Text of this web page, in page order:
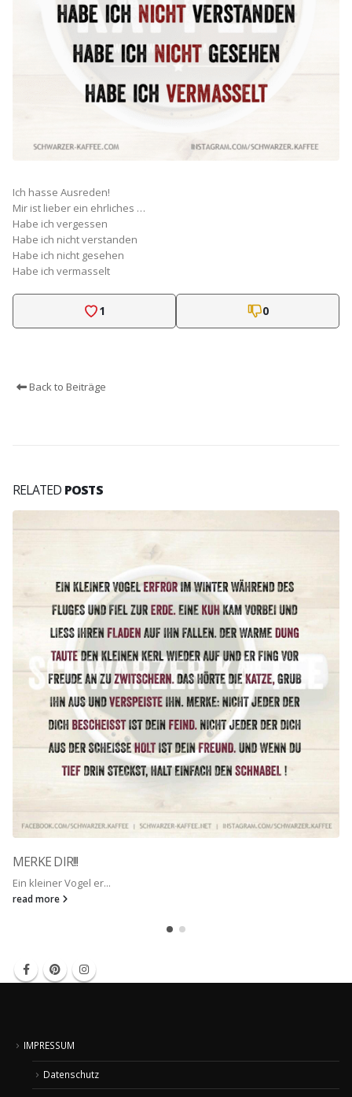
Ich hasse Ausreden!
Mir ist lieber ein ehrliches …
Habe ich vergessen
Habe ich nicht verstanden
Habe ich nicht gesehen
Habe ich vermasselt
1 0
Back to Beiträge
RELATED POSTS
MERKE DIR!!!
Ein kleiner Vogel er...
read more
IMPRESSUM
Datenschutz